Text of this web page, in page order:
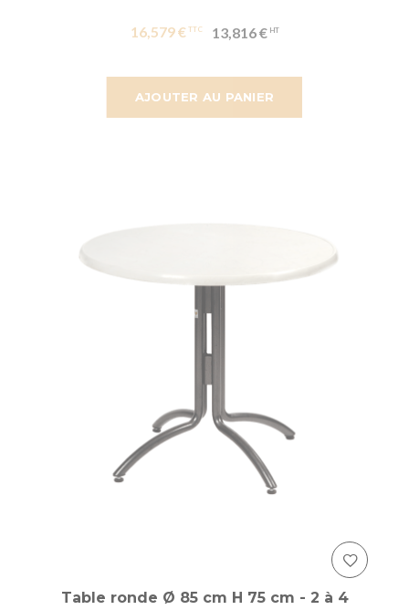
AJOUTER AU PANIER
16,579 € 13,816 €
Table ronde Ø 85 cm H 75 cm - 2 à 4